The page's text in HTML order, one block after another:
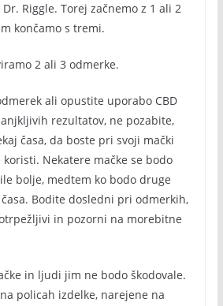
Riggle. Torej začnemo z 1 ali 2
končamo s tremi.
2 ali 3 odmerke.
ali opustite uporabo CBD
rezultatov, ne pozabite,
časa, da boste pri svoji mački
Nekatere mačke se bodo
bolje, medtem ko bodo druge
Bodite dosledni pri odmerkih,
in pozorni na morebitne
in ljudi jim ne bodo škodovale.
policah izdelke, narejene na